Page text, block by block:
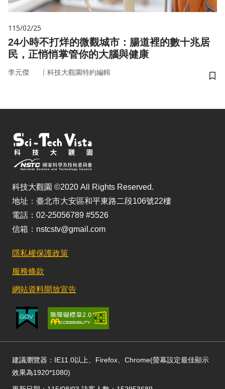
115/02/25
24小時不打烊的微觀城市：腸道裡的數十兆居
民，正悄悄掌管你的大腦與健康
李元傑 ｜ 科技大觀園特約編輯
儲
科技大觀園 ©2020 All Rights Reserved.
地址：臺北市大安區和平東路二段106號22樓
電話：02-25056789 #5526
信箱：nstcstv@gmail.com
隱私權保護政策
服務條款
網站資料開放宣告
建議瀏覽器：IE11.0以上、Firefox、Chrome(螢幕設定最佳顯示
效果為1920*1080)